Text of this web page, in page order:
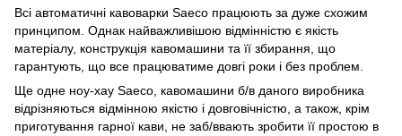
Всі автоматичні кавоварки Saeco працюють за дуже схожим
принципом. Однак найважливішою відмінністю є якість
матеріалу, конструкція кавомашини та її збирання, що
гарантують, що все працюватиме довгі роки і без проблем.
Ще одне ноу-хау Saeco, кавомашини б/в даного виробника
відрізняються відмінною якістю і довговічністю, а також, крім
приготування гарної кави, не заб/ввають зробити її простою в